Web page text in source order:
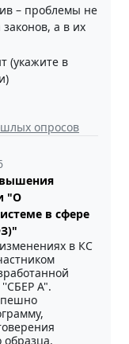
– проблемы не
законов, а в их
(укажите в
опросов
"О
в сфере
в КС
А".
образца.